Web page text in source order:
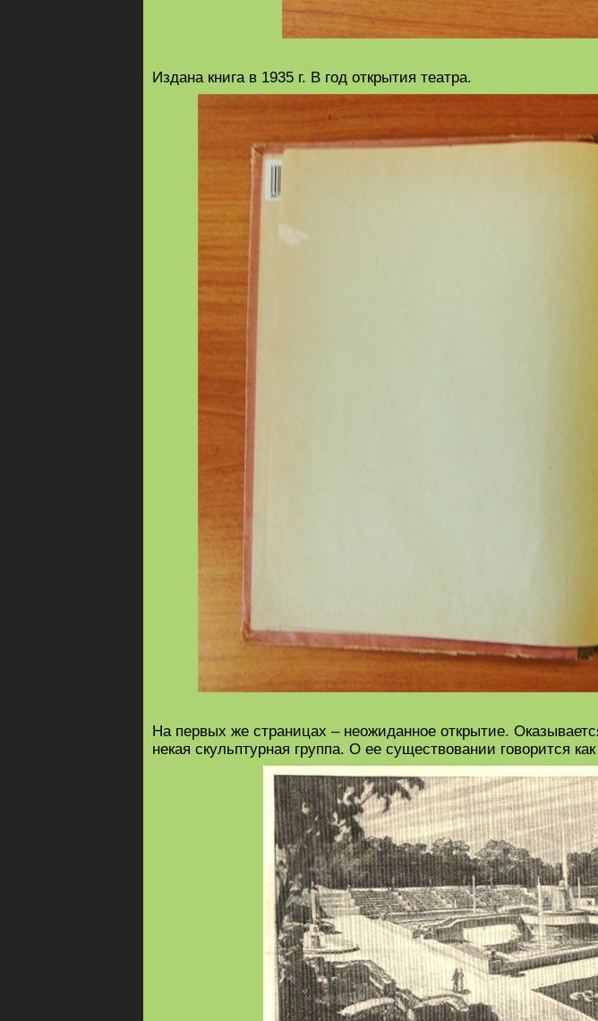
Издана книга в 1935 г. В год открытия театра.
На первых же страницах – неожиданное открытие.
некая скульптурная группа. О ее существовании говорится